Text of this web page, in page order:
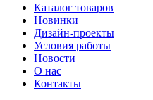
Каталог товаров
Новинки
Дизайн-проекты
Условия работы
Новости
О нас
Контакты